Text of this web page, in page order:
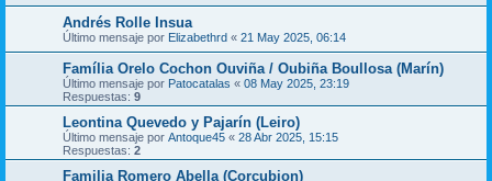
Andrés Rolle Insua
Último mensaje por Elizabethrd « 21 May 2025, 06:14
Família Orelo Cochon Ouviña / Oubiña Boullosa (Marín)
Último mensaje por Patocatalas « 08 May 2025, 23:19
Respuestas: 9
Leontina Quevedo y Pajarín (Leiro)
Último mensaje por Antoque45 « 28 Abr 2025, 15:15
Respuestas: 2
Familia Romero Abella (Corcubion)